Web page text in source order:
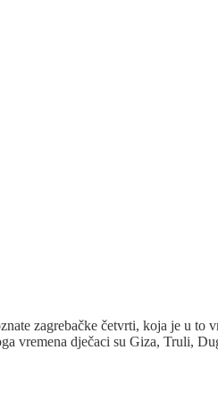
zagrebačke četvrti, koja je u
vremena dječaci su Giza, Truli,